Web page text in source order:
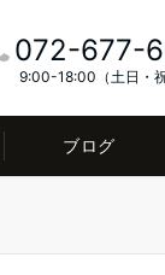
072-677-
9:00-18:00（土日・祝
ブログ